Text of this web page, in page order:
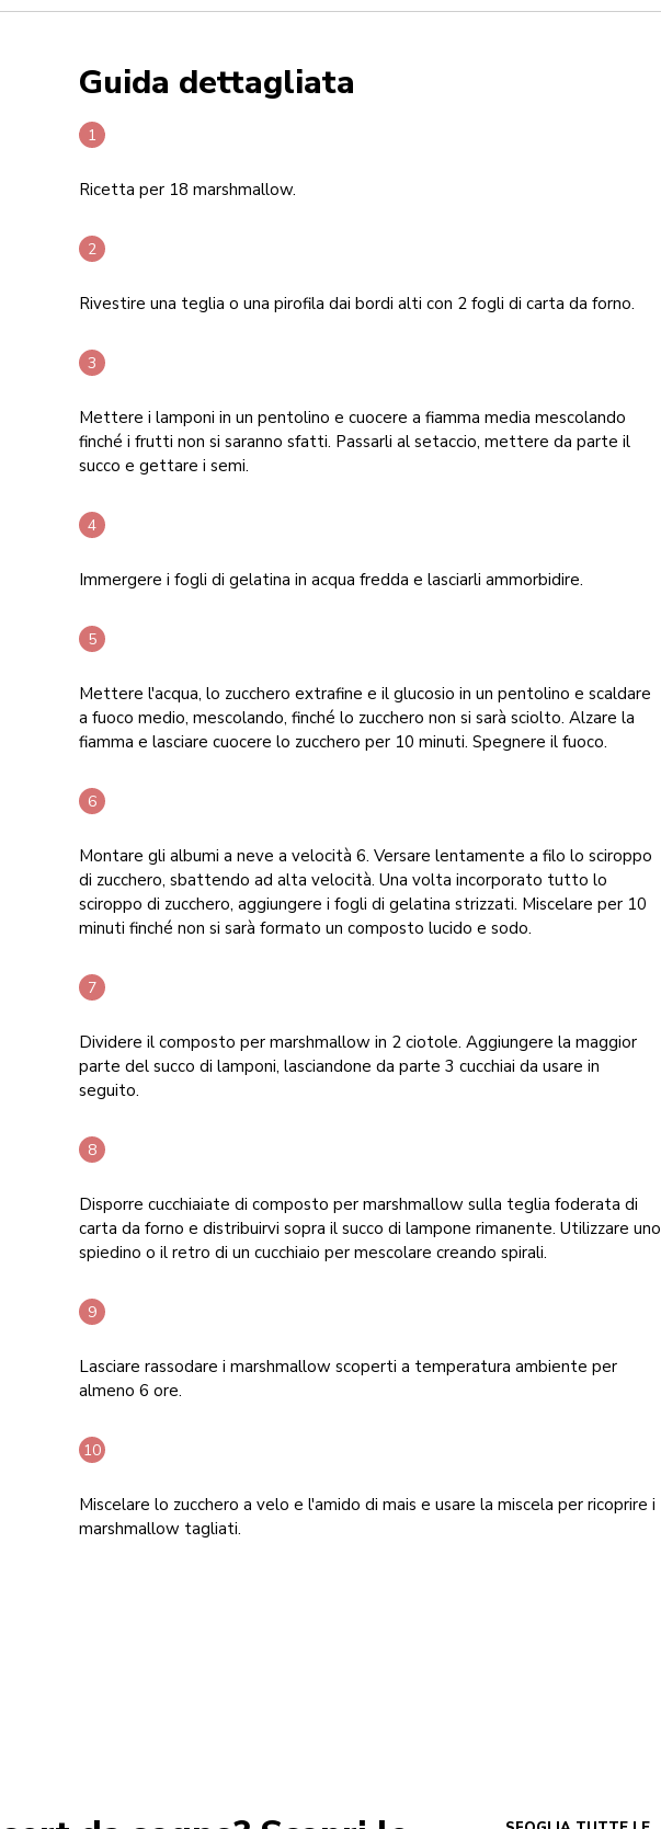
Guida dettagliata
Ricetta per 18 marshmallow.
Rivestire una teglia o una pirofila dai bordi alti con 2 fogli di carta da forno.
Mettere i lamponi in un pentolino e cuocere a fiamma media mescolando
finché i frutti non si saranno sfatti. Passarli al setaccio, mettere da parte il
succo e gettare i semi.
Immergere i fogli di gelatina in acqua fredda e lasciarli ammorbidire.
Mettere l'acqua, lo zucchero extrafine e il glucosio in un pentolino e scaldare
a fuoco medio, mescolando, finché lo zucchero non si sarà sciolto. Alzare la
fiamma e lasciare cuocere lo zucchero per 10 minuti. Spegnere il fuoco.
Montare gli albumi a neve a velocità 6. Versare lentamente a filo lo sciroppo
di zucchero, sbattendo ad alta velocità. Una volta incorporato tutto lo
sciroppo di zucchero, aggiungere i fogli di gelatina strizzati. Miscelare per 10
minuti finché non si sarà formato un composto lucido e sodo.
Dividere il composto per marshmallow in 2 ciotole. Aggiungere la maggior
parte del succo di lamponi, lasciandone da parte 3 cucchiai da usare in
seguito.
Disporre cucchiaiate di composto per marshmallow sulla teglia foderata di
carta da forno e distribuirvi sopra il succo di lampone rimanente. Utilizzare uno
spiedino o il retro di un cucchiaio per mescolare creando spirali.
Lasciare rassodare i marshmallow scoperti a temperatura ambiente per
almeno 6 ore.
Miscelare lo zucchero a velo e l'amido di mais e usare la miscela per ricoprire i
marshmallow tagliati.